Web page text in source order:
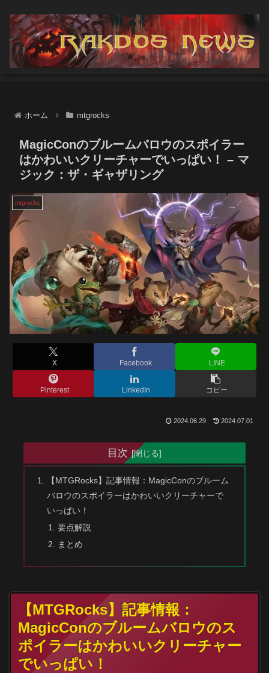
ホーム mtgrocks
MagicConのブルームバロウのスポイラー
はかわいいクリーチャーでいっぱい！ – マ
ジック：ザ・ギャザリング
mtgrocks
X Facebook LINE
Pinterest LinkedIn コピー
2024.06.29 2024.07.01
目次
【MTGRocks】記事情報：MagicConのブルーム
バロウのスポイラーはかわいいクリーチャーで
いっぱい！
要点解説
まとめ
【MTGRocks】記事情報：
MagicConのブルームバロウのス
ポイラーはかわいいクリーチャー
でいっぱい！